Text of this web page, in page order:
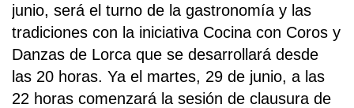
junio, será el turno de la gastronomía y las
tradiciones con la iniciativa Cocina con Coros y
Danzas de Lorca que se desarrollará desde
las 20 horas. Ya el martes, 29 de junio, a las
22 horas comenzará la sesión de clausura de